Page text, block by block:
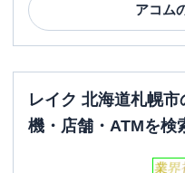
アコム
レイク 北海道札幌
機・店舗・ATMを検